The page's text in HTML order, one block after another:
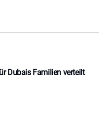
Dubais Familien verteilt